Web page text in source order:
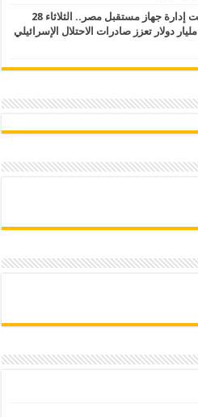
صيد بأمر عسكري بحيرة البردويل تحت إدارة جهاز مستقبل مصر.. الثلاثاء 28
يوليو 2026.. صفقة غاز محتملة بـ 20 مليار دولار تعزز صادرات الاحتلال الإسرائيلي